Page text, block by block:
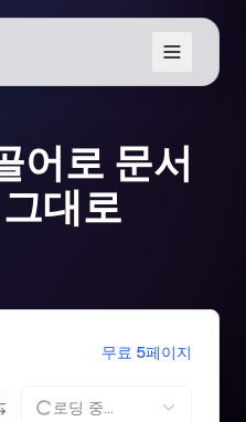
어로 문서
대로
무료 5페이지
로딩 중...